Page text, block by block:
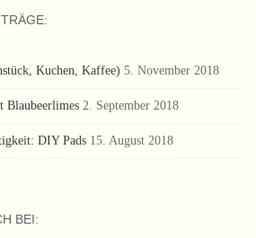
Kuchen, Kaffee) 5. November 2018
Blaubeerlimes 2. September 2018
DIY Pads 15. August 2018
BEI: